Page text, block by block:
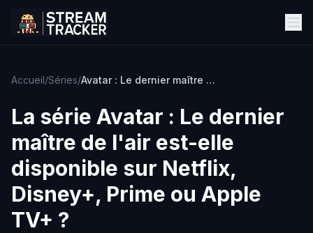
Accueil/Séries/ Avatar : Le dernier maître de l'air
La série Avatar : Le dernier
maître de l'air est-elle
disponible sur Netflix,
Disney+, Prime ou Apple
TV+ ?